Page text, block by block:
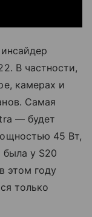
В частности,
камерах и
Самая
— будет
45 Вт,
была у S20
этом году
только